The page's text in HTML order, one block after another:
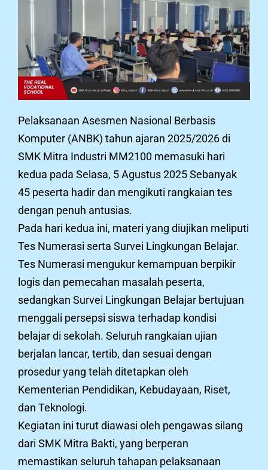
Pelaksanaan Asesmen Nasional Berbasis
Komputer (ANBK) tahun ajaran 2025/2026 di
SMK Mitra Industri MM2100 memasuki hari
kedua pada Selasa, 5 Agustus 2025 Sebanyak
45 peserta hadir dan mengikuti rangkaian tes
dengan penuh antusias.
Pada hari kedua ini, materi yang diujikan meliputi
Tes Numerasi serta Survei Lingkungan Belajar.
Tes Numerasi mengukur kemampuan berpikir
logis dan pemecahan masalah peserta,
sedangkan Survei Lingkungan Belajar bertujuan
menggali persepsi siswa terhadap kondisi
belajar di sekolah. Seluruh rangkaian ujian
berjalan lancar, tertib, dan sesuai dengan
prosedur yang telah ditetapkan oleh
Kementerian Pendidikan, Kebudayaan, Riset,
dan Teknologi.
Kegiatan ini turut diawasi oleh pengawas silang
dari SMK Mitra Bakti, yang berperan
memastikan seluruh tahapan pelaksanaan